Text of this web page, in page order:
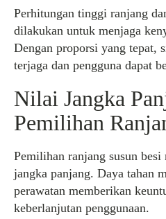
Perhitungan tinggi ranjang
dilakukan untuk menjaga
Dengan proporsi yang tepat,
terjaga dan pengguna dapat
Nilai Jangka
Pemilihan
Pemilihan ranjang susun besi
jangka panjang. Daya tahan
perawatan memberikan
keberlanjutan penggunaan.